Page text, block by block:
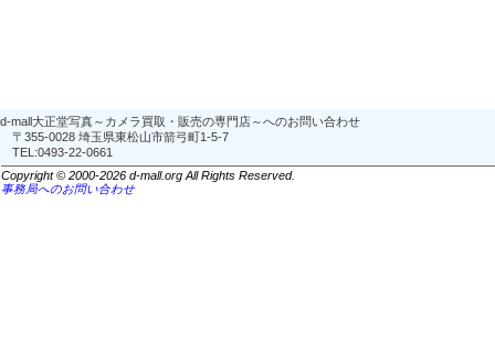
d-mall大正堂写真～カメラ買取・販売の専門店～へのお問い合わせ
〒355-0028 埼玉県東松山市箭弓町1-5-7
TEL:0493-22-0661
Copyright © 2000-2026 d-mall.org All Rights Reserved.
事務局へのお問い合わせ